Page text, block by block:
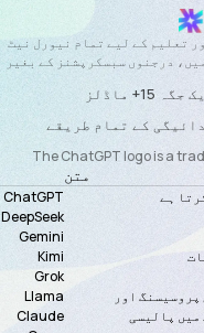
تعلیم کے لیے تمام نیورل نیٹ
درجنوں سبسکرپشنز کے بغیر
15+ ماڈلز
کے تمام طریقے
The ChatGPT logo is a
ہے
اور
میں پالیسی
متن
ChatGPT
DeepSeek
Gemini
Kimi
Grok
Llama
Claude